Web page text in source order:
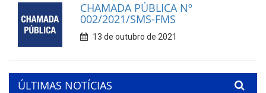
CHAMADA PÚBLICA Nº
002/2021/SMS-FMS
13 de outubro de 2021
ÚLTIMAS NOTÍCIAS